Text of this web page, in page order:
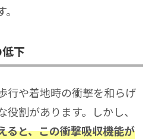
下
行や着地時の衝撃を和らげ
割があります。しかし、
ると、この衝撃吸収機能が